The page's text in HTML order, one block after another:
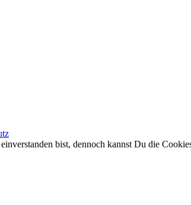
bist, dennoch kannst Du die